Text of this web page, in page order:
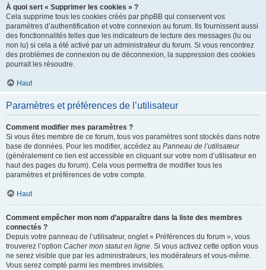
À quoi sert « Supprimer les cookies » ?
Cela supprime tous les cookies créés par phpBB qui conservent vos
paramètres d’authentification et votre connexion au forum. Ils fournissent aussi
des fonctionnalités telles que les indicateurs de lecture des messages (lu ou
non lu) si cela a été activé par un administrateur du forum. Si vous rencontrez
des problèmes de connexion ou de déconnexion, la suppression des cookies
pourrait les résoudre.
Haut
Paramètres et préférences de l’utilisateur
Comment modifier mes paramètres ?
Si vous êtes membre de ce forum, tous vos paramètres sont stockés dans notre
base de données. Pour les modifier, accédez au Panneau de l’utilisateur
(généralement ce lien est accessible en cliquant sur votre nom d’utilisateur en
haut des pages du forum). Cela vous permettra de modifier tous les
paramètres et préférences de votre compte.
Haut
Comment empêcher mon nom d’apparaître dans la liste des membres
connectés ?
Depuis votre panneau de l’utilisateur, onglet « Préférences du forum », vous
trouverez l’option Cacher mon statut en ligne. Si vous activez cette option vous
ne serez visible que par les administrateurs, les modérateurs et vous-même.
Vous serez compté parmi les membres invisibles.